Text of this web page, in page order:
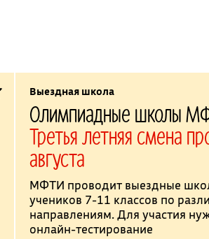
Выездная школа
Олимпиадные школы
Третья летняя смена
августа
МФТИ проводит выездные
учеников 7-11 классов по
направлениям. Для участия
онлайн-тестирование